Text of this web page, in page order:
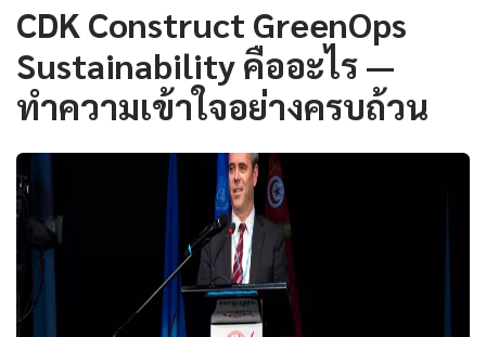
CDK Construct GreenOps
Sustainability คืออะไร —
ทำความเข้าใจอย่างครบถ้วน